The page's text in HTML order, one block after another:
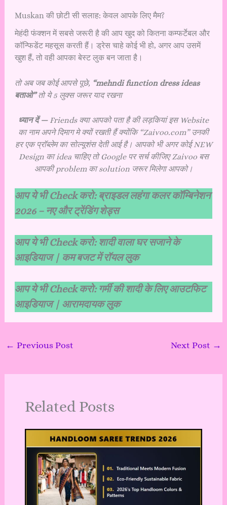
Muskan की छोटी सी सलाह: केवल आपके लिए मैम?
मेहंदी फंक्शन में सबसे जरूरी है की आप खुद को कितना कम्फर्टेबल और
कॉन्फिडेंट महसूस करती हैं। ड्रेस चाहे कोई भी हो, अगर आप उसमें
खुश हैं, तो वही आपका बेस्ट लुक बन जाता है।
तो अब जब कोई आपसे पूछे, “mehndi function dress ideas
बताओ”तो ये 5 लुक्स जरूर याद रखना
ध्यान दें — Friends क्या आपको पता है की लड़कियां इस Website
का नाम अपने दिमाग मे क्यों रखती हैं क्योंकि “Zaivoo.com” उनकी
हर एक प्रॉब्लेम का सोल्यूशंस देती आई है। आपको भी अगर कोई NEW
Design का idea चाहिए तो Google पर सर्च कीजिए Zaivoo बस
आपकी problem का solution जरूर मिलेगा आपको।
आप ये भी Check करो:ब्राइडल लहंगा कलर कॉम्बिनेशन
2026 – नए और ट्रेंडिंग शेड्स
आप ये भी Check करो:शादी वाला घर सजाने के
आइडियाज | कम बजट में रॉयल लुक
आप ये भी Check करो:गर्मी की शादी के लिए आउटफिट
आइडियाज | आरामदायक लुक
← Previous Post Next Post →
Related Posts